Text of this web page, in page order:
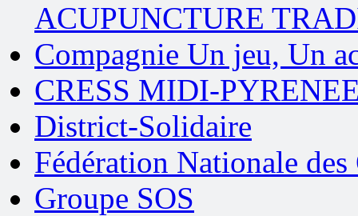
ACUPUNCTURE
Compagnie Un jeu, Un
CRESS MIDI-
District-Solidaire
Fédération Nationale
Groupe SOS